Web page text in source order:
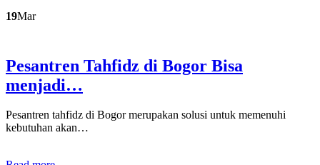
19Mar
Pesantren Tahfidz di Bogor Bisa
menjadi…
Pesantren tahfidz di Bogor merupakan solusi untuk memenuhi
kebutuhan akan…